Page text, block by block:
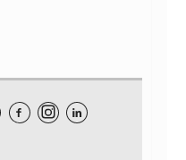
 